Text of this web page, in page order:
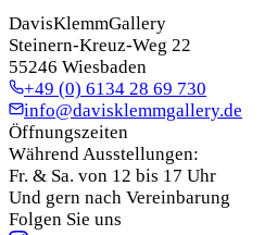
DavisKlemmGallery
Steinern-Kreuz-Weg 22
55246 Wiesbaden
+49 (0) 6134 28 69 730
info@davisklemmgallery.de
Öffnungszeiten
Während Ausstellungen:
Fr. & Sa. von 12 bis 17 Uhr
Und gern nach Vereinbarung
Folgen Sie uns